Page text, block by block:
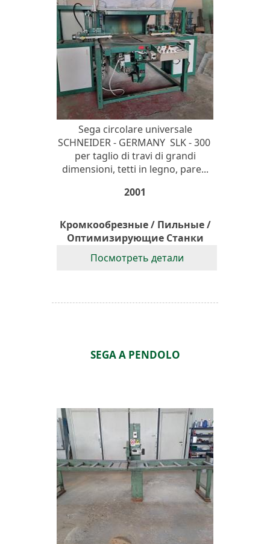
Sega circolare universale
SCHNEIDER - GERMANY SLK - 300
per taglio di travi di grandi
dimensioni, tetti in legno, pare...
2001
Кромкообрезные / Пильные /
Оптимизирующие Станки
Посмотреть детали
SEGA A PENDOLO